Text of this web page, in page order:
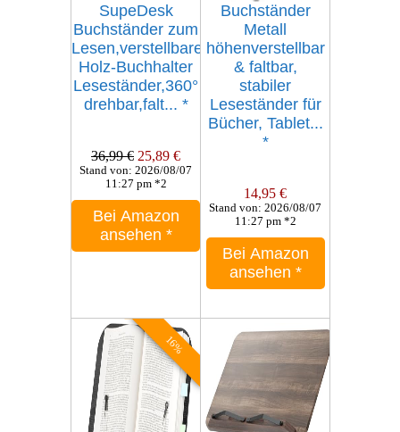
SupeDesk
Buchständer zum
Lesen,verstellbarer
Holz-Buchhalter
Leseständer,360°
drehbar,falt... *
36,99 € 25,89 €
Stand von: 2026/08/07
11:27 pm *2
Bei Amazon
ansehen *
Buchständer
Metall
höhenverstellbar
& faltbar,
stabiler
Leseständer für
Bücher, Tablet...
*
14,95 €
Stand von: 2026/08/07
11:27 pm *2
Bei Amazon
ansehen *
16%